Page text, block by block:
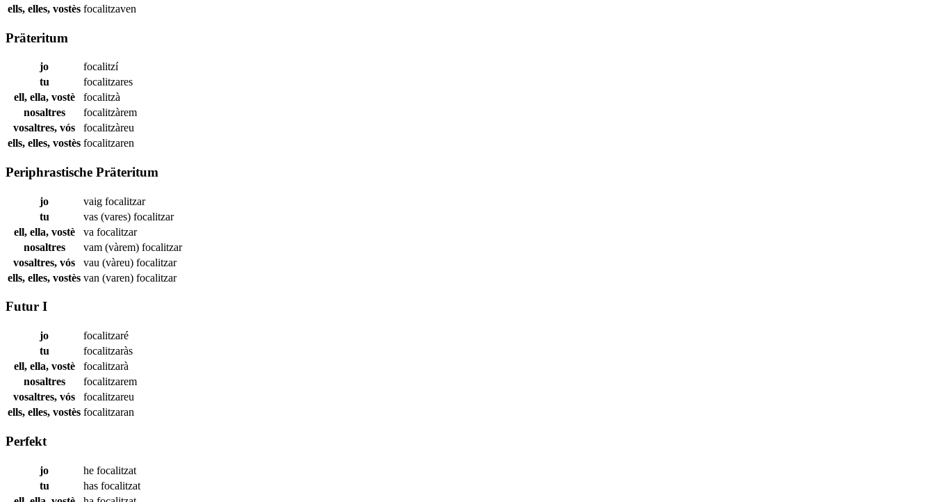
ells, elles, vostès focalitzaven
Präteritum
jo
focalitzí
tu
focalitzares
ell, ella, vostè
focalitzà
nosaltres
focalitzàrem
vosaltres, vós
focalitzàreu
ells, elles, vostès focalitzaren
Periphrastische Präteritum
jo vaig focalitzar
tu
vas (vares) focalitzar
ell, ella, vostè
va focalitzar
nosaltres
vam (vàrem) focalitzar
vosaltres, vós
vau (vàreu) focalitzar
ells, elles, vostès van (varen) focalitzar
Futur I
jo
focalitzaré
tu
focalitzaràs
ell, ella, vostè
focalitzarà
nosaltres
focalitzarem
vosaltres, vós
focalitzareu
ells, elles, vostès focalitzaran
Perfekt
jo he focalitzat
tu
has focalitzat